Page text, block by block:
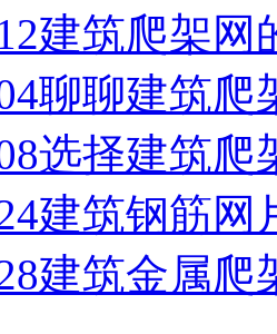
建筑爬架网
聊聊建筑爬
选择建筑爬
建筑钢筋网
建筑金属爬